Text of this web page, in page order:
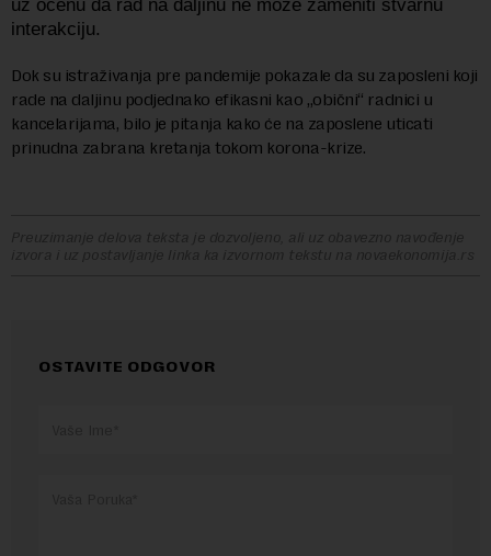
uz ocenu da rad na daljinu ne može zameniti stvarnu
interakciju.
Dok su istraživanja pre pandemije pokazale da su zaposleni koji
rade na daljinu podjednako efikasni kao „obični“ radnici u
kancelarijama, bilo je pitanja kako će na zaposlene uticati
prinudna zabrana kretanja tokom korona-krize.
Preuzimanje delova teksta je dozvoljeno, ali uz obavezno navođenje
izvora i uz postavljanje linka ka izvornom tekstu na novaekonomija.rs
OSTAVITE ODGOVOR